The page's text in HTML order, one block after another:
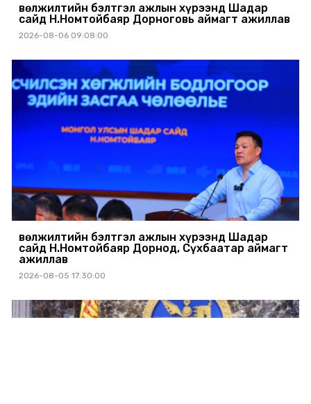
Өвөлжилтийн бэлтгэл ажлын хүрээнд Шадар
сайд Н.Номтойбаяр Дорноговь аймагт ажиллав
2026-08-06 09:08:00
Өвөлжилтийн бэлтгэл ажлын хүрээнд Шадар
сайд Н.Номтойбаяр Дорнод, Сүхбаатар аймагт
ажиллав
2026-08-05 17:30:00